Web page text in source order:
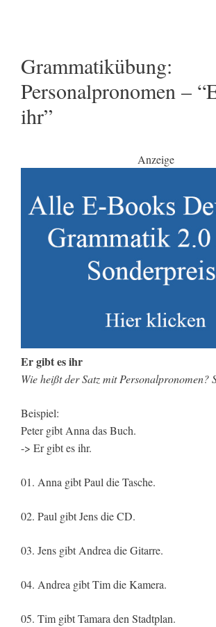
Grammatikübung:
Personalpronomen –
ihr”
Anzeige
Er gibt es ihr
Wie heißt der Satz mit Personalpronomen?
Beispiel:
Peter gibt Anna das Buch.
-> Er gibt es ihr.
01. Anna gibt Paul die Tasche.
02. Paul gibt Jens die CD.
03. Jens gibt Andrea die Gitarre.
04. Andrea gibt Tim die Kamera.
05. Tim gibt Tamara den Stadtplan.